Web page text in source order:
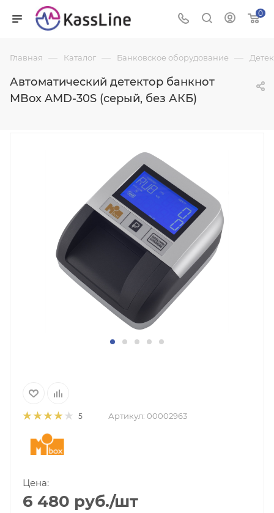
0
Главная — Каталог — Банковское оборудование —
Автоматический детектор банкнот
MBox AMD-30S (серый, без АКБ)
5 Артикул: 00002963
Цена:
6 480 руб./шт